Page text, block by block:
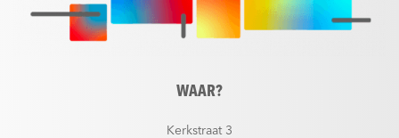
WAAR?
Kerkstraat 3